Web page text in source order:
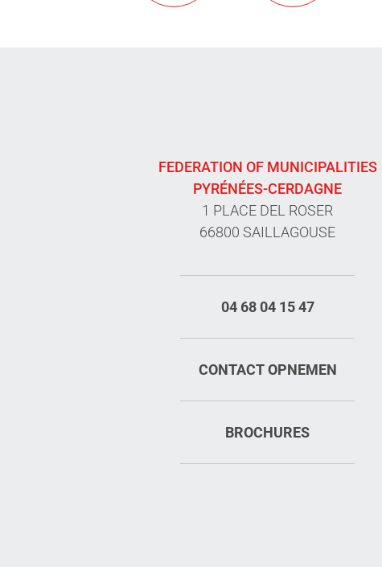
FEDERATION OF MUNICIPALITIES
PYRÉNÉES-CERDAGNE
1 PLACE DEL ROSER
66800 SAILLAGOUSE
04 68 04 15 47
CONTACT OPNEMEN
BROCHURES